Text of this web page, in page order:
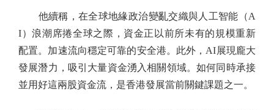
他續稱，在全球地緣政治變亂交織與人工智能（A
I）浪潮席捲全球之際，資金正以前所未有的規模重新
配置。加速流向穩定可靠的安全港。此外，AI展現龐大
發展潛力，吸引大量資金湧入相關領域。如何同時承接
並用好這兩股資金流，是香港發展當前關鍵課題之一。